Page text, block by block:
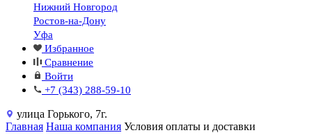
Нижний Новгород
Ростов-на-Дону
Уфа
Избранное
Сравнение
Войти
+7 (343) 288-59-10
улица Горького, 7г.
Главная Наша компания Условия оплаты и доставки